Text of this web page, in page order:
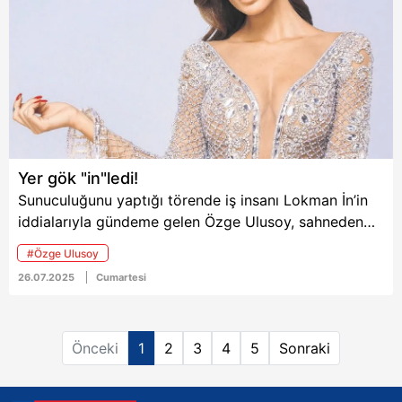
6698 sayılı Kişisel Verilerin Korunması Kanunu uyarınca
hazırlanmış Aydınlatma Metnimizi okumak ve sitemizde
ilgili mevzuata uygun olarak kullanılan çerezlerle ilgili bilgi
almak için lütfen
tıklayınız.
dolarlık bilekliği ile
gündemi salladı.
Yer gök "in"ledi!
Sunuculuğunu yaptığı törende iş insanı Lokman İn’in
iddialarıyla gündeme gelen Özge Ulusoy, sahneden
menajeri tarafından indirildi. İn, “Beni dolandıran kişi
bana ödül veriyor” diyerek herkesi şaşırttı.
#Özge Ulusoy
26.07.2025 Cumartesi
Önceki 1 2 3 4 5 Sonraki